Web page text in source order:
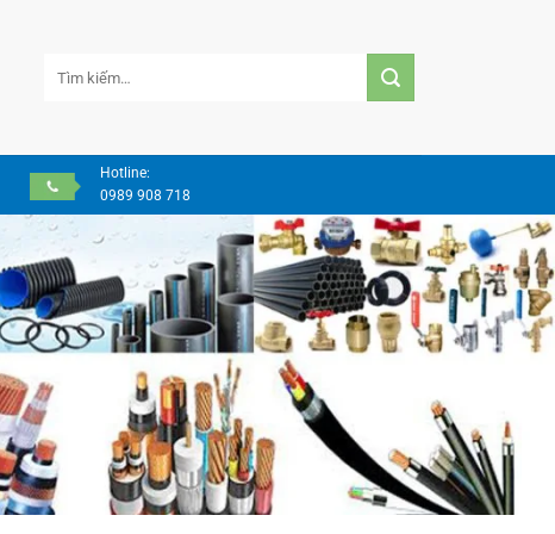
kiếm:
Hotline:
0989 908 718